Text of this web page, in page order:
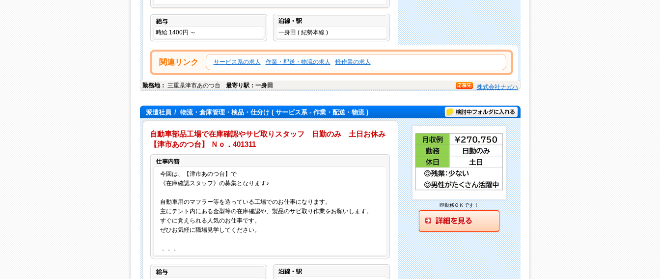
給与
時給 1400円 ～ 一身田 ( 紀勢本線 )
関連リンク サービス系の求人 作業・配送・物流の求人 軽作業の求人
勤務地： 三重県津市あのつ台 最寄り駅：一身田 株式会社ナガハ
派遣社員 / 物流・倉庫管理・検品・仕分け( サービス系 - 作業・配送・物流 ) 検討中フォルダに入れる
自動車部品工場で在庫確認やサビ取りスタッフ 日勤のみ 土日お休み
【津市あのつ台】 Ｎｏ．401311
今回は、【津市あのつ台】で
《在庫確認スタッフ》の募集となります♪
自動車用のマフラー等を造っている工場でのお仕事になります。
主にテント内にある金型等の在庫確認や、製品のサビ取り作業をお願いします。
すぐに覚えられる人気のお仕事です。
ぜひお気軽に職場見学してください。
．．．
給与
即勤務ＯＫです！